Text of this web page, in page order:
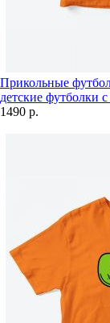
Прикольные
детские футболки
1490 р.